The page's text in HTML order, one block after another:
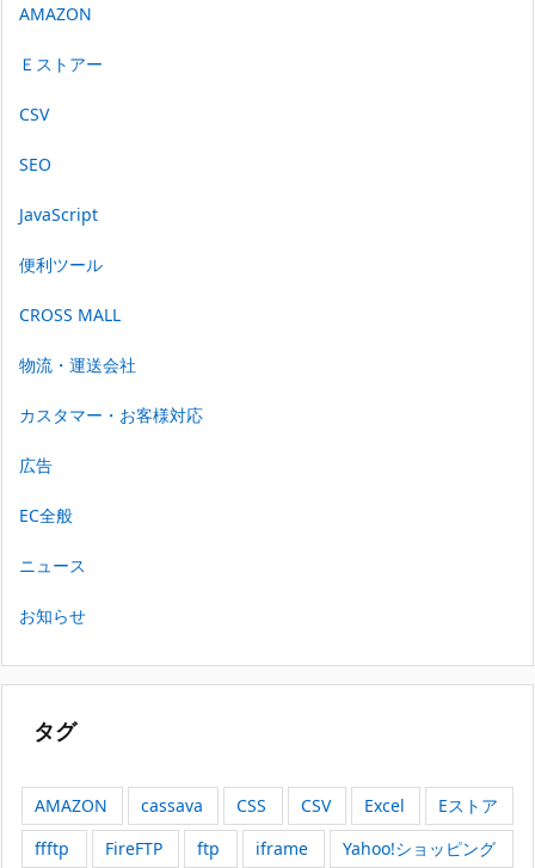
AMAZON
Ｅストアー
CSV
SEO
JavaScript
便利ツール
CROSS MALL
物流・運送会社
カスタマー・お客様対応
広告
EC全般
ニュース
お知らせ
タグ
AMAZON cassava CSS CSV Excel
Eストア
ffftp
FireFTP ftp iframe
Yahoo!ショッピング